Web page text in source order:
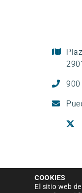
900
COOKIES
El sitio web